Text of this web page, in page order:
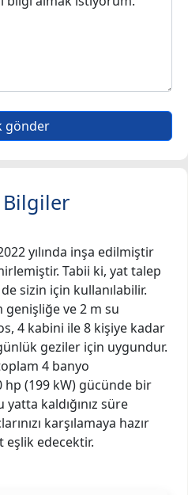
gönder
yılında inşa edilmiştir
Tabii ki, yat talep
sizin için kullanılabilir.
genişliğe ve 2 m su
4 kabini ile 8 kişiye kadar
geziler için uygundur.
4 banyo
hp (199 kW) gücünde bir
kaldığınız süre
karşılamaya hazır
edecektir.